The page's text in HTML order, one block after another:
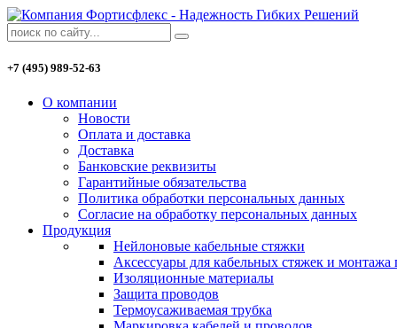
+7 (495) 989-52-63
О компании
Новости
Оплата и доставка
Доставка
Банковские реквизиты
Гарантийные обязательства
Политика обработки персональных данных
Согласие на обработку персональных данных
Продукция
Нейлоновые кабельные стяжки
Аксессуары для кабельных стяжек и монтажа
Изоляционные материалы
Защита проводов
Термоусаживаемая трубка